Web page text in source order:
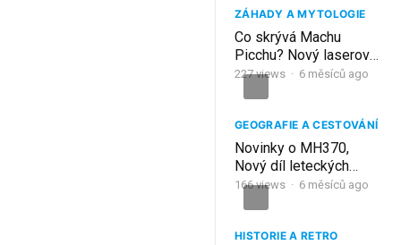
ZÁHADY A MYTOLOGIE
Co skrývá Machu
Picchu? Nový laserový
objev přepsal historii |
227views · 6 měsíců ago
GEOGRAFIE A CESTOVÁNÍ
Novinky o MH370,
Nový díl leteckých
nehod, Kolumbijský
166views · 6 měsíců ago
HISTORIE A RETRO